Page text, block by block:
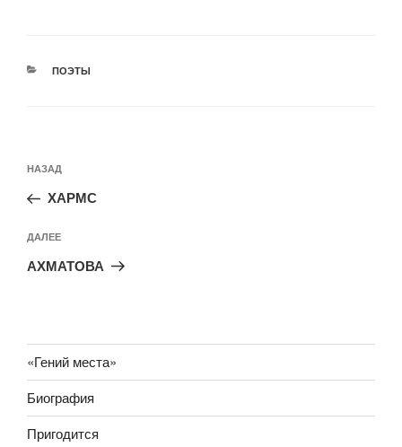
РУБРИКИ
ПОЭТЫ
по
записям
Предыдущая
запись:
НАЗАД
ХАРМС
Следующая
запись
ДАЛЕЕ
АХМАТОВА
«Гений места»
Биография
Пригодится